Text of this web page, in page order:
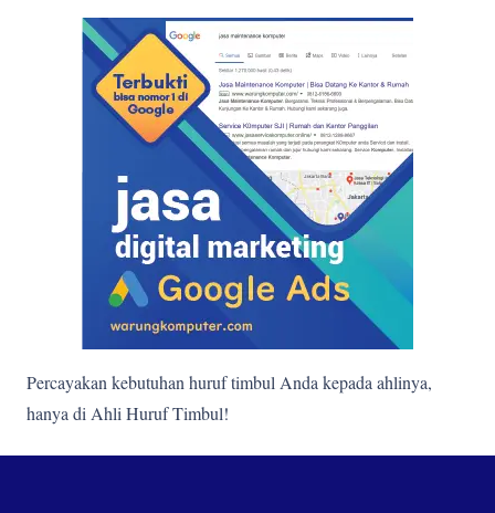
Percayakan kebutuhan huruf timbul Anda kepada ahlinya,
hanya di Ahli Huruf Timbul!